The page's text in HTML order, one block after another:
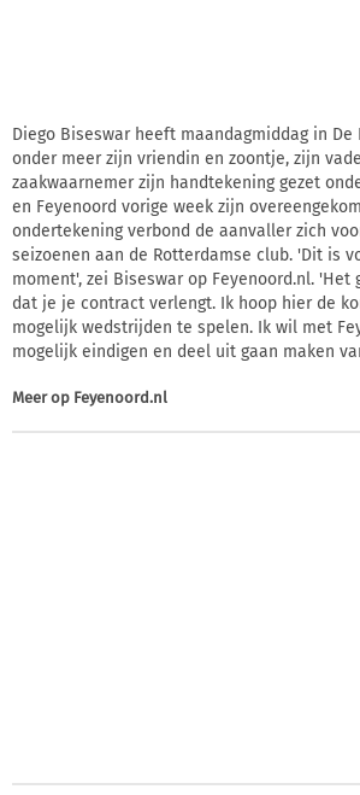
Diego Biseswar heeft maandagmiddag in
onder meer zijn vriendin en zoontje, zijn
zaakwaarnemer zijn handtekening gezet
en Feyenoord vorige week zijn
ondertekening verbond de aanvaller zich
seizoenen aan de Rotterdamse club. 'Dit is
moment', zei Biseswar op Feyenoord.nl.
dat je je contract verlengt. Ik hoop hier de
mogelijk wedstrijden te spelen. Ik wil met
mogelijk eindigen en deel uit gaan maken
Meer op Feyenoord.nl